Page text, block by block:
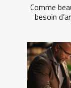
Comme
besoin